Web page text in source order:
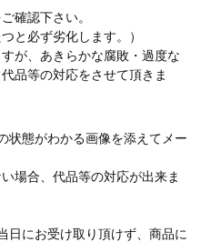
確認下さい。
と必ず劣化します。）
が、あきらかな腐敗・過度な
品等の対応をさせて頂きま
状態がわかる画像を添えてメー
場合、代品等の対応が出来ま
日にお受け取り頂けず、商品に